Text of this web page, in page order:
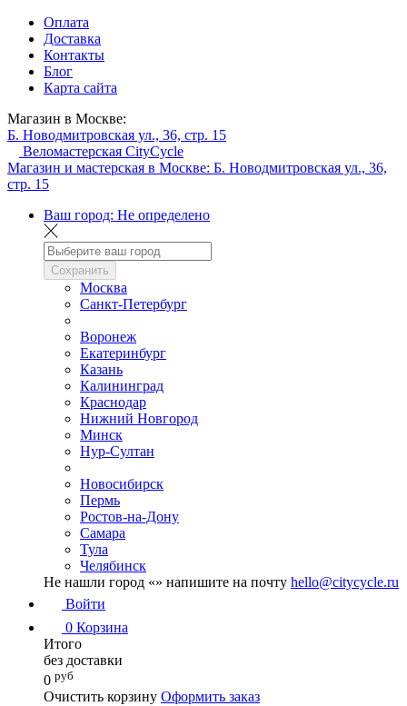
Оплата
Доставка
Контакты
Блог
Карта сайта
Магазин в Москве:
Б. Новодмитровская ул., 36, стр. 15
Веломастерская CityCycle
Магазин и мастерская в Москве: Б. Новодмитровская ул., 36,
стр. 15
Ваш город: Не определено
Сохранить
Москва
Санкт-Петербург
Воронеж
Екатеринбург
Казань
Калининград
Краснодар
Нижний Новгород
Минск
Нур-Султан
Новосибирск
Пермь
Ростов-на-Дону
Самара
Тула
Челябинск
Не нашли город «» напишите на почту hello@citycycle.ru
Войти
0 Корзина
Итого
без доставки
0 руб
Очистить корзину Оформить заказ